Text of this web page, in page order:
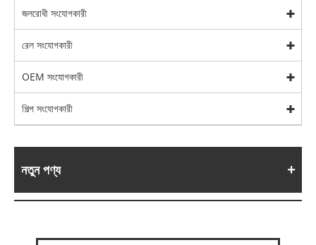
জলরোধী সংযোগকারী
রেল সংযোগকারী
OEM সংযোগকারী
শিল্প সংযোগকারী
নতুন পণ্য